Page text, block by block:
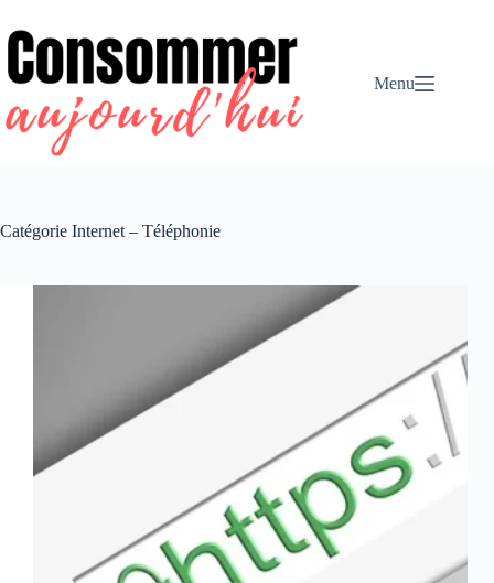
au
contenu
Menu
Catégorie Internet – Téléphonie